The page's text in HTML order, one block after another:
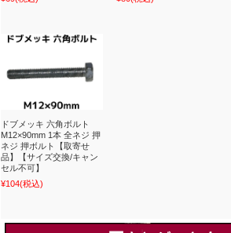
ドブメッキ 六角ボルト
M12×90mm 1本 全ネジ 押
ネジ 押ボルト【取寄せ
品】【サイズ交換/キャン
セル不可】
¥104(税込)